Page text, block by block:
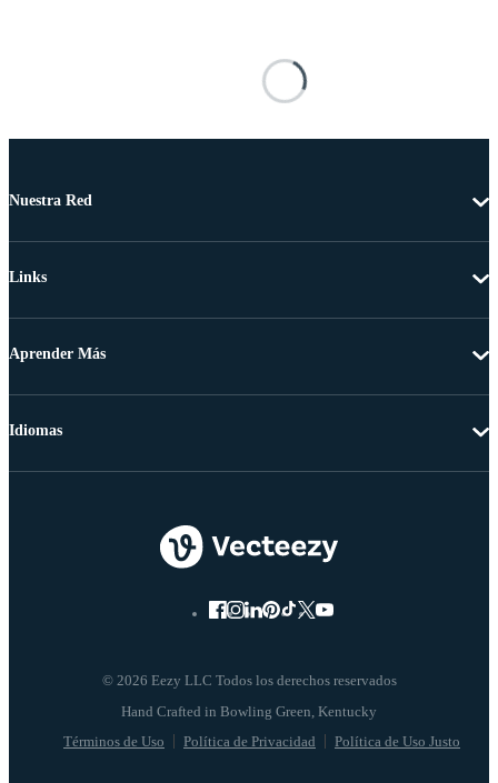
Nuestra Red
Links
Aprender Más
© 2026 Eezy LLC Todos los derechos reservados
Términos de Uso Política de Privacidad Política de Uso Justo
Idiomas